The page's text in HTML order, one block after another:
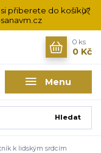
přiberete do košíku?
Menu
Hledat
0 ks
0 Kč
k lidským srdcím